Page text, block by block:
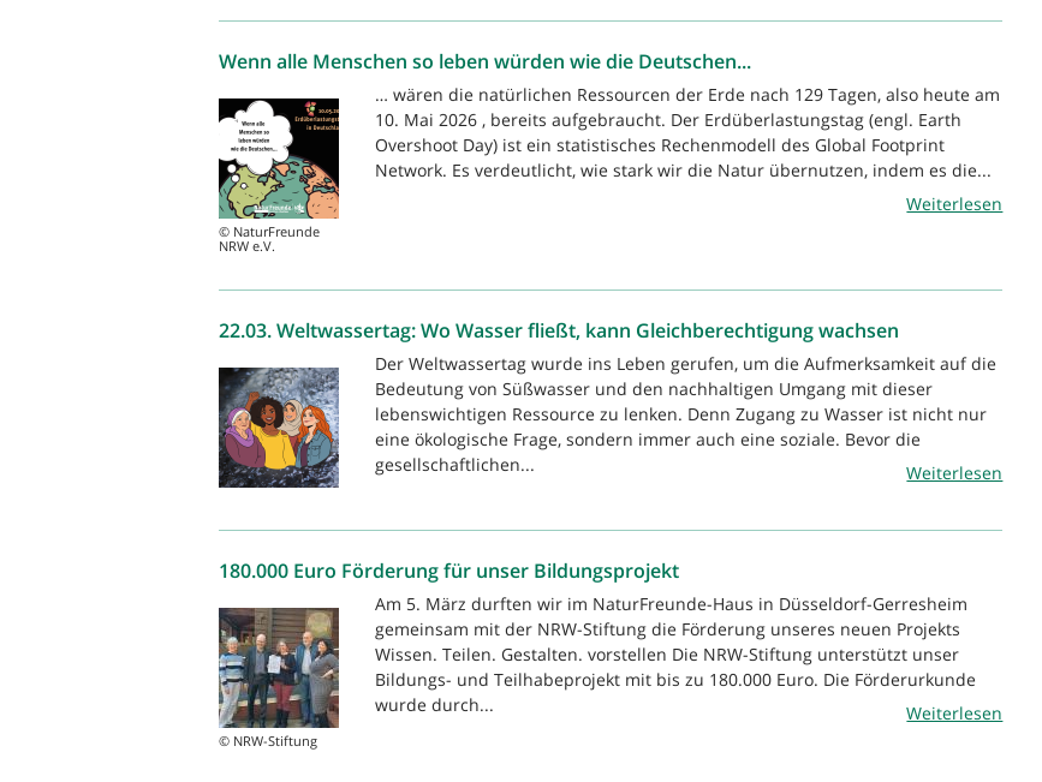
Wenn alle Menschen so leben würden wie die Deutschen...
© NaturFreunde
NRW e.V.
… wären die natürlichen Ressourcen der Erde nach 129 Tagen, also heute am
10. Mai 2026 , bereits aufgebraucht. Der Erdüberlastungstag (engl. Earth
Overshoot Day) ist ein statistisches Rechenmodell des Global Footprint
Network. Es verdeutlicht, wie stark wir die Natur übernutzen, indem es die...
Weiterlesen
22.03. Weltwassertag: Wo Wasser fließt, kann Gleichberechtigung wachsen
Der Weltwassertag wurde ins Leben gerufen, um die Aufmerksamkeit auf die
Bedeutung von Süßwasser und den nachhaltigen Umgang mit dieser
lebenswichtigen Ressource zu lenken. Denn Zugang zu Wasser ist nicht nur
eine ökologische Frage, sondern immer auch eine soziale. Bevor die
gesellschaftlichen...
Weiterlesen
180.000 Euro Förderung für unser Bildungsprojekt
© NRW-Stiftung
Am 5. März durften wir im NaturFreunde-Haus in Düsseldorf-Gerresheim
gemeinsam mit der NRW-Stiftung die Förderung unseres neuen Projekts
Wissen. Teilen. Gestalten. vorstellen Die NRW-Stiftung unterstützt unser
Bildungs- und Teilhabeprojekt mit bis zu 180.000 Euro. Die Förderurkunde
wurde durch...
Weiterlesen